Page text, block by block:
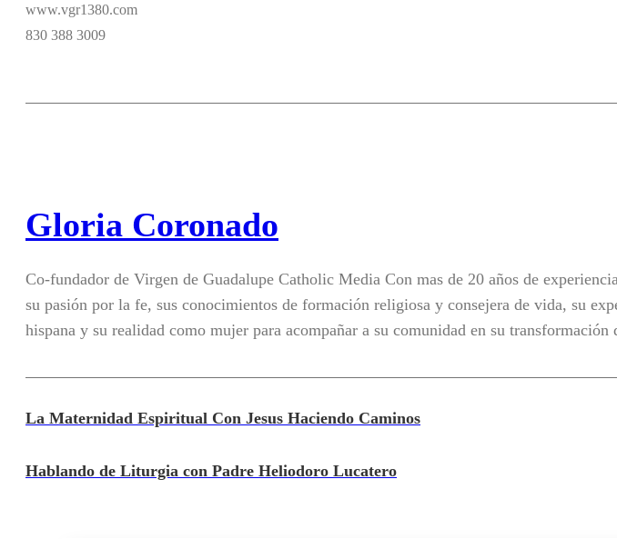
www.vgr1380.com
830 388 3009
Gloria Coronado
Co-fundador de Virgen de Guadalupe Catholic Media Con mas de 20 años de
su pasión por la fe, sus conocimientos de formación religiosa y consejera de vida, su
hispana y su realidad como mujer para acompañar a su comunidad en su transformación
La Maternidad Espiritual Con Jesus Haciendo Caminos
Hablando de Liturgia con Padre Heliodoro Lucatero